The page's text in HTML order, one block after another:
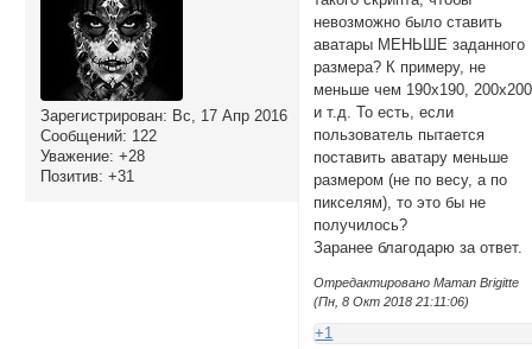
Зарегистрирован: Вс, 17 Апр 2016
Сообщений: 122
Уважение: +28
Позитив: +31
невозможно было ставить
аватары МЕНЬШЕ заданного
размера? К примеру, не
меньше чем 190х190, 200х200
и т.д. То есть, если
пользователь пытается
поставить аватару меньше
размером (не по весу, а по
пикселям), то это бы не
получилось?
Заранее благодарю за ответ.
Отредактировано Maman Brigitte
(Пн, 8 Окт 2018 21:11:06)
+1